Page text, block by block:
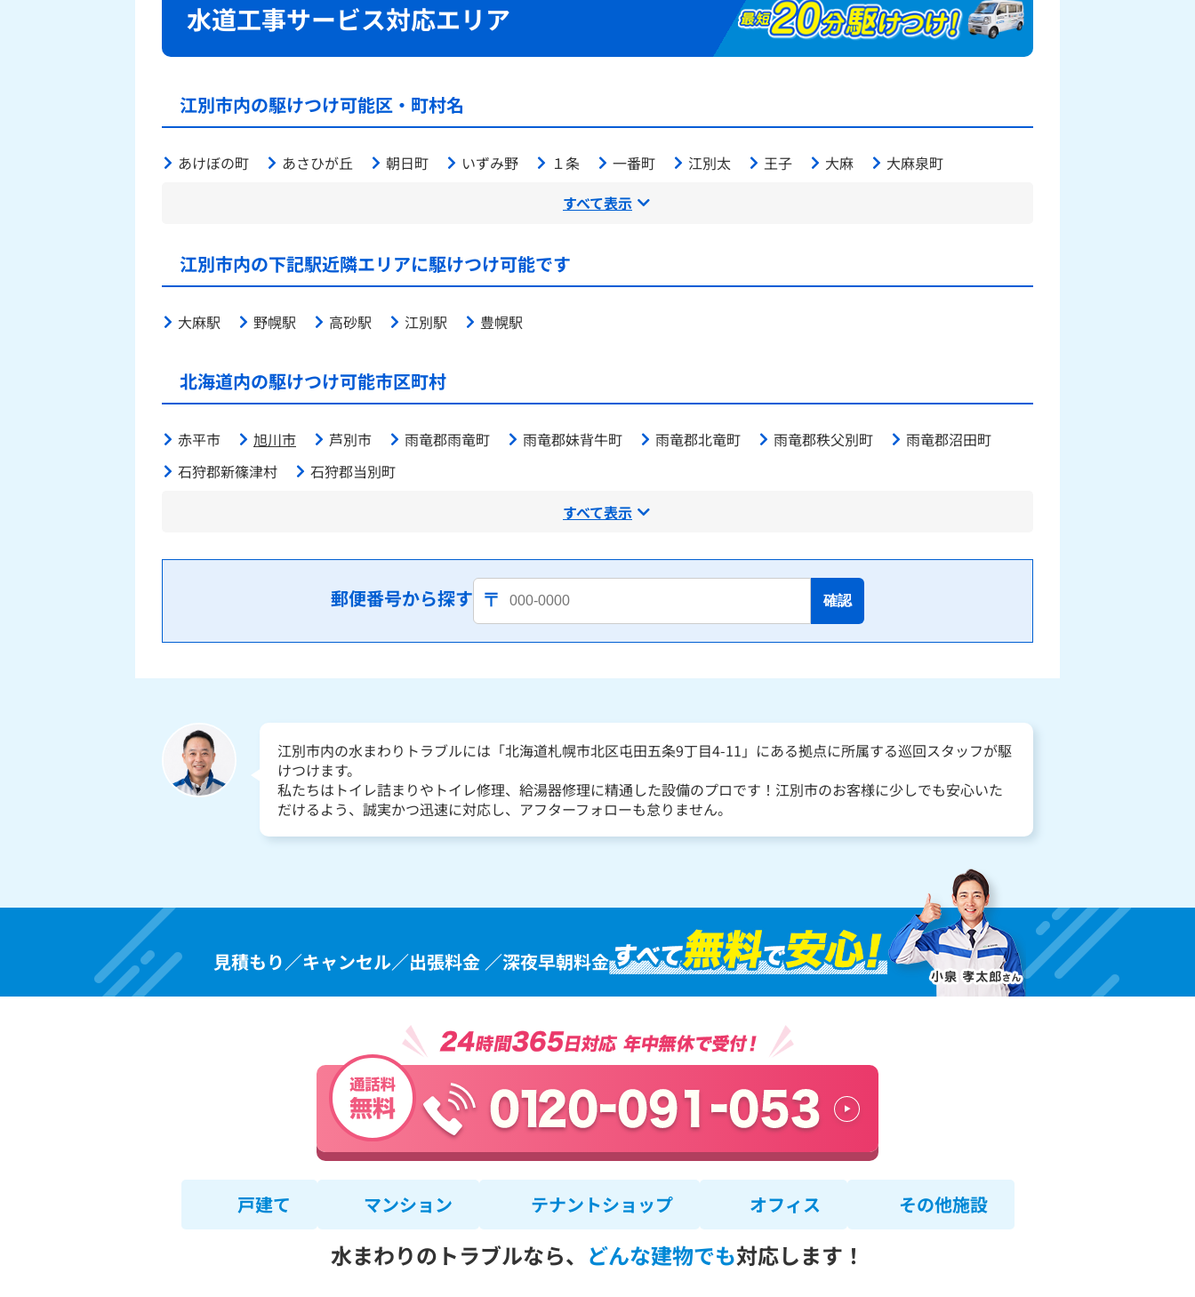
水道工事サービス対応エリア
江別市内の駆けつけ可能区・町村名
あけぼの町 あさひが丘 朝日町 いずみ野 １条 一番町 江別太 王子 大麻
大麻泉町
すべて表示
江別市内の下記駅近隣エリアに駆けつけ可能です
大麻駅 野幌駅 高砂駅 江別駅 豊幌駅
北海道内の駆けつけ可能市区町村
赤平市 旭川市 芦別市 雨竜郡雨竜町 雨竜郡妹背牛町 雨竜郡北竜町 雨竜郡秩父別町
雨竜郡沼田町
石狩郡新篠津村
石狩郡当別町
すべて表示
郵便番号から探す 確認
江別市内の水まわりトラブルには「北海道札幌市北区屯田五条9丁目4-11」にある拠点に所属する巡回スタッフが駆
けつけます。
私たちはトイレ詰まりやトイレ修理、給湯器修理に精通した設備のプロです！江別市のお客様に少しでも安心いた
だけるよう、誠実かつ迅速に対応し、アフターフォローも怠りません。
見積もり／キャンセル／出張料金 ／深夜早朝料金
戸建て マンション テナントショップ オフィス その他施設
水まわりのトラブルなら、 どんな建物でも対応します！